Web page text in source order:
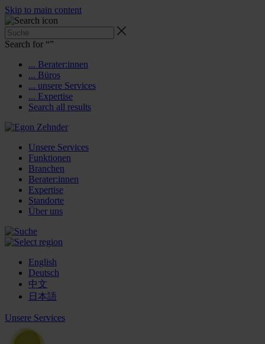
Skip to main content
Search for “”
... Berater:innen
... Büros
... unsere Services
... Expertise
Search all results
Unsere Services
Funktionen
Branchen
Berater:innen
Expertise
Standorte
Über uns
English
Deutsch
中文
日本語
Unsere Services